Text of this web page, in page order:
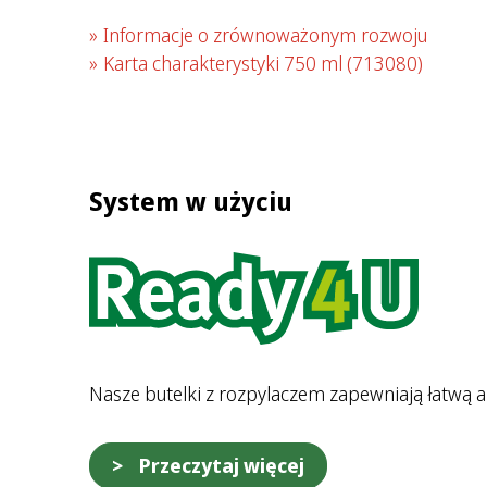
Informacje o zrównoważonym rozwoju
Karta charakterystyki 750 ml (713080)
System w użyciu
Nasze butelki z rozpylaczem zapewniają łatwą
Przeczytaj więcej